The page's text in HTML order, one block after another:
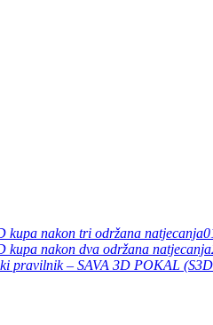
kupa nakon tri održana natjecanja
kupa nakon dva održana natjecanja
pravilnik – SAVA 3D POKAL